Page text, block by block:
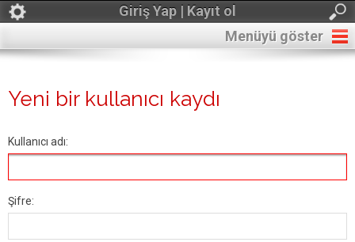
Giriş Yap | Kayıt ol
Menüyü göster
Yeni bir kullanıcı kaydı
Kullanıcı adı:
Şifre: